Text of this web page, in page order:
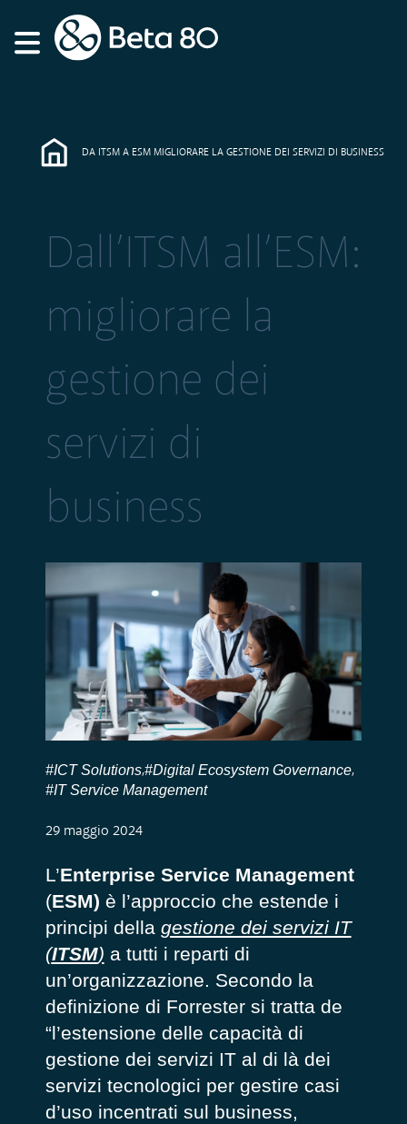
DA ITSM A ESM MIGLIORARE LA GESTIONE DEI SERVIZI DI BUSINESS
Dall’ITSM all’ESM:
migliorare la
gestione dei
servizi di
business
#ICT Solutions,#Digital Ecosystem Governance,
#IT Service Management
29 maggio 2024
L’Enterprise Service Management
(ESM) è l’approccio che estende i
principi della gestione dei servizi IT
(ITSM) a tutti i reparti di
un’organizzazione. Secondo la
definizione di Forrester si tratta de
“l’estensione delle capacità di
gestione dei servizi IT al di là dei
servizi tecnologici per gestire casi
d’uso incentrati sul business,